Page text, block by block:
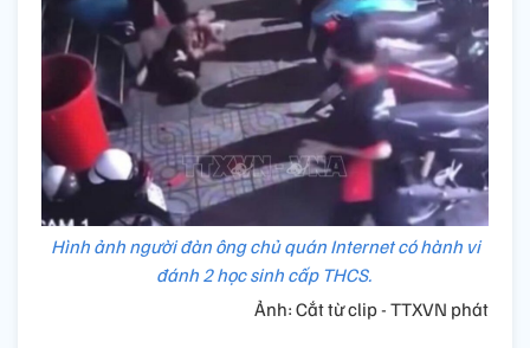
Hình ảnh người đàn ông chủ quán Internet có hành vi
đánh 2 học sinh cấp THCS.
Ảnh: Cắt từ clip - TTXVN phát